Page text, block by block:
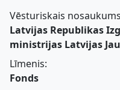
Vēsturiskais
Latvijas Republikas
ministrijas Latvijas
Līmenis:
Fonds